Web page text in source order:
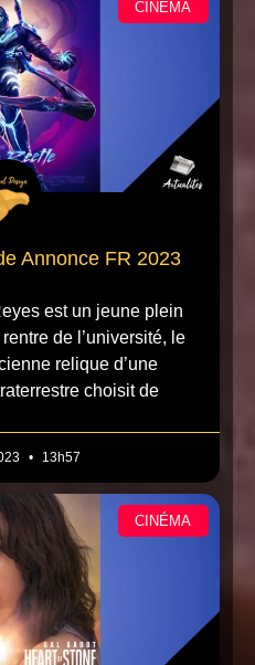
CINÉMA
Annonce FR 2023
est un jeune plein
de l’université, le
relique d’une
choisit de
13h57
CINÉMA